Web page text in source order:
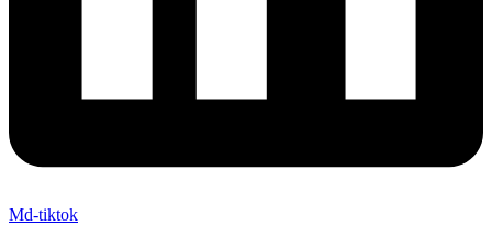
Md-tiktok